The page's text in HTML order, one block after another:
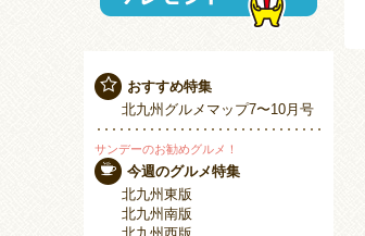
おすすめ特集
北九州グルメマップ7〜10月号
サンデーのお勧めグルメ！
今週のグルメ特集
北九州東版
北九州南版